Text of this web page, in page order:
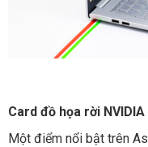
Card đồ họa rời NVIDIA
Một điểm nổi bật trên